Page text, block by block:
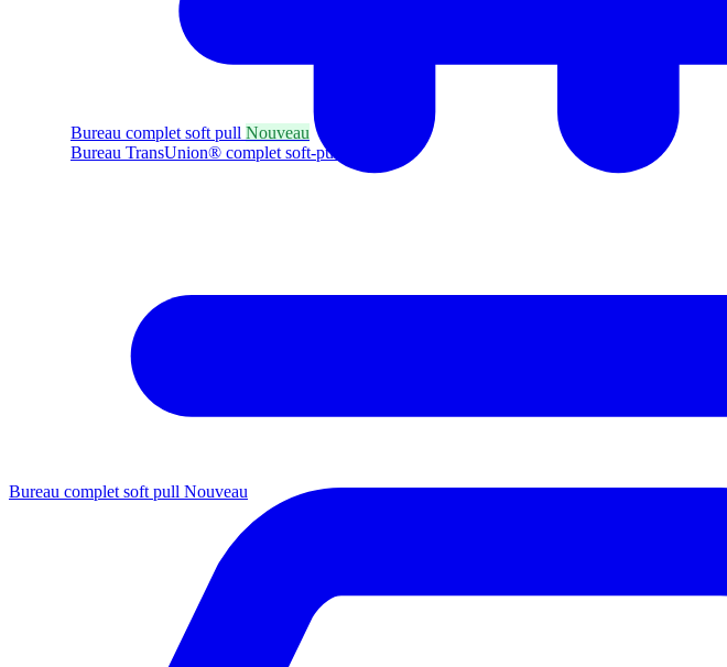
Bureau complet soft pull Nouveau
Bureau TransUnion® complet soft-pull
Bureau complet soft pull Nouveau